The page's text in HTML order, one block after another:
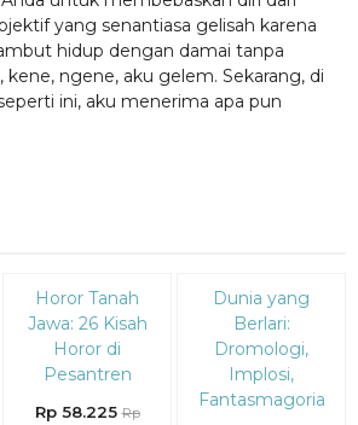
yang senantiasa gelisah karena
hidup dengan damai tanpa
kene, ngene, aku gelem. Sekarang, di
ini, aku menerima apa pun
Diskon
15%Horor Tanah
Jawa: 26 Kisah
Horor di
Pesantren
Rp 58.225 Rp
Diskon
15%Dunia yang
Berlari:
Dromologi,
Implosi,
Fantasmagoria